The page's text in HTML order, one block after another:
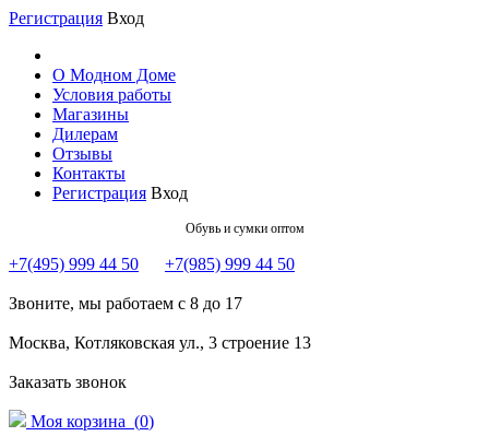
Регистрация Вход
О Модном Доме
Условия работы
Магазины
Дилерам
Отзывы
Контакты
Регистрация Вход
Обувь и сумки оптом
+7(495) 999 44 50 +7(985) 999 44 50
Звоните, мы работаем с 8 до 17
Москва, Котляковская ул., 3 строение 13
Заказать звонок
Моя корзина (0)